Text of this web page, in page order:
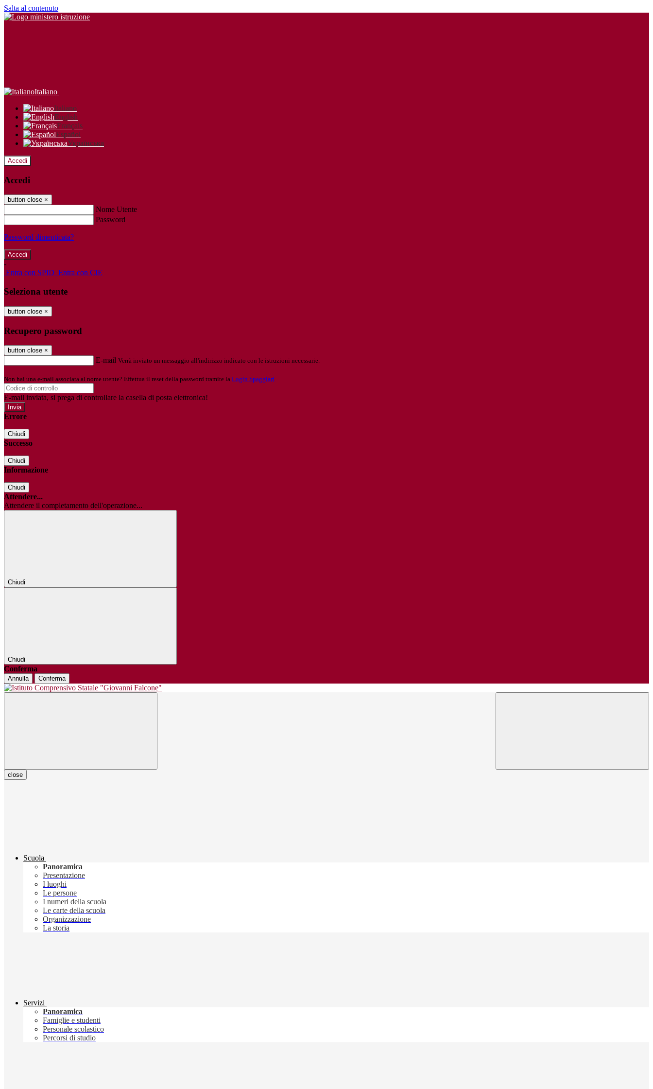
Salta al contenuto
Italiano
Italiano
English
Français
Español
Українська
Accedi
Accedi
button close ×
Nome Utente
Password
Password dimenticata?
-
Entra con SPID Entra con CIE
Seleziona utente
button close ×
Recupero password
button close ×
E-mail Verrà inviato un messaggio all'indirizzo indicato con le istruzioni necessarie.
Non hai una e-mail associata al nome utente? Effettua il reset della password tramite la Login Spaggiari
E-mail inviata, si prega di controllare la casella di posta elettronica!
Errore
Chiudi
Successo
Chiudi
Informazione
Chiudi
Attendere...
Attendere il completamento dell'operazione...
Chiudi
Chiudi
Conferma
Annulla Conferma
close
Scuola
Panoramica
Presentazione
I luoghi
Le persone
I numeri della scuola
Le carte della scuola
Organizzazione
La storia
Servizi
Panoramica
Famiglie e studenti
Personale scolastico
Percorsi di studio